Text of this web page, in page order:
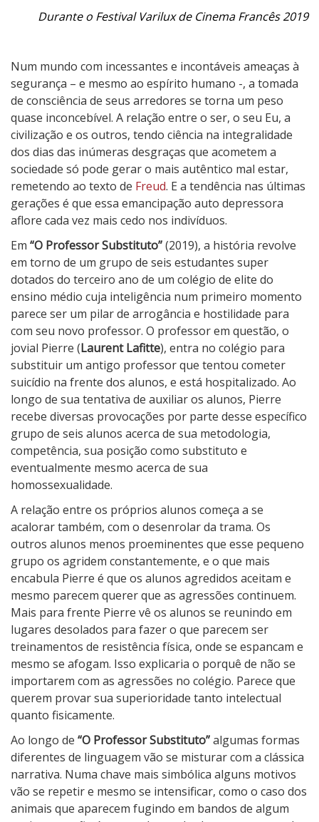
s
t
i
t
u
t
o
Durante o Festival Varilux de Cinema Francês 2019
Num mundo com incessantes e incontáveis ameaças à
segurança – e mesmo ao espírito humano -, a tomada
de consciência de seus arredores se torna um peso
quase inconcebível. A relação entre o ser, o seu Eu, a
civilização e os outros, tendo ciência na integralidade
dos dias das inúmeras desgraças que acometem a
sociedade só pode gerar o mais autêntico mal estar,
remetendo ao texto de Freud. E a tendência nas últimas
gerações é que essa emancipação auto depressora
aflore cada vez mais cedo nos indivíduos.
Em “O Professor Substituto”(2019), a história revolve
em torno de um grupo de seis estudantes super
dotados do terceiro ano de um colégio de elite do
ensino médio cuja inteligência num primeiro momento
parece ser um pilar de arrogância e hostilidade para
com seu novo professor. O professor em questão, o
jovial Pierre (Laurent Lafitte), entra no colégio para
substituir um antigo professor que tentou cometer
suicídio na frente dos alunos, e está hospitalizado. Ao
longo de sua tentativa de auxiliar os alunos, Pierre
recebe diversas provocações por parte desse específico
grupo de seis alunos acerca de sua metodologia,
competência, sua posição como substituto e
eventualmente mesmo acerca de sua
homossexualidade.
A relação entre os próprios alunos começa a se
acalorar também, com o desenrolar da trama. Os
outros alunos menos proeminentes que esse pequeno
grupo os agridem constantemente, e o que mais
encabula Pierre é que os alunos agredidos aceitam e
mesmo parecem querer que as agressões continuem.
Mais para frente Pierre vê os alunos se reunindo em
lugares desolados para fazer o que parecem ser
treinamentos de resistência física, onde se espancam e
mesmo se afogam. Isso explicaria o porquê de não se
importarem com as agressões no colégio. Parece que
querem provar sua superioridade tanto intelectual
quanto fisicamente.
Ao longo de “O Professor Substituto”algumas formas
diferentes de linguagem vão se misturar com a clássica
narrativa. Numa chave mais simbólica alguns motivos
vão se repetir e mesmo se intensificar, como o caso dos
animais que aparecem fugindo em bandos de algum